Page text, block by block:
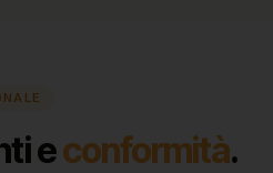
econformità.